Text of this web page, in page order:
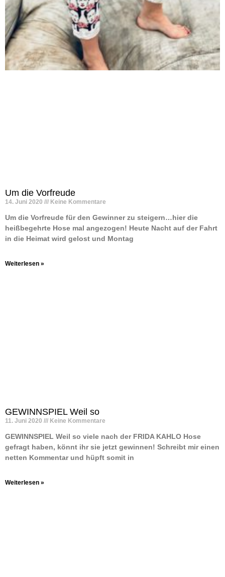
Um die Vorfreude
14. Juni 2020 Keine Kommentare
Um die Vorfreude für den Gewinner zu steigern…hier die
heißbegehrte Hose mal angezogen! Heute Nacht auf der Fahrt
in die Heimat wird gelost und Montag
Weiterlesen »
GEWINNSPIEL Weil so
11. Juni 2020 Keine Kommentare
GEWINNSPIEL Weil so viele nach der FRIDA KAHLO Hose
gefragt haben, könnt ihr sie jetzt gewinnen! Schreibt mir einen
netten Kommentar und hüpft somit in
Weiterlesen »